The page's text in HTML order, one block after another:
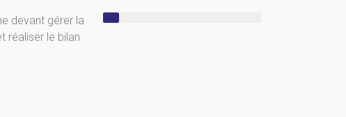
devant gérer la
réaliser le bilan